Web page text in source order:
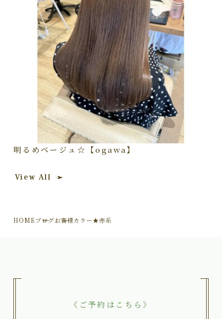
明るめベージュ☆【ogawa】
View All
HOMEブログお客様カラー★赤系
《ご予約はこちら》